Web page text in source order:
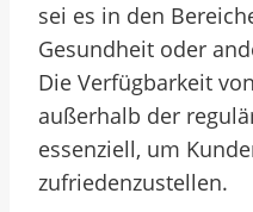
sei es in den
Gesundheit oder
Die Verfügbarkeit
außerhalb der
essenziell, um
zufriedenzustellen.